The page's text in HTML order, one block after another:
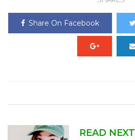
Share On Facebook
READ NEXT